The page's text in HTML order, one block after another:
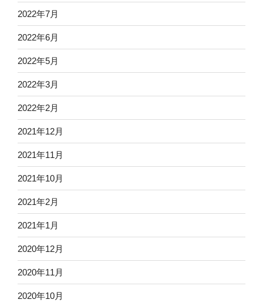
2022年7月
2022年6月
2022年5月
2022年3月
2022年2月
2021年12月
2021年11月
2021年10月
2021年2月
2021年1月
2020年12月
2020年11月
2020年10月